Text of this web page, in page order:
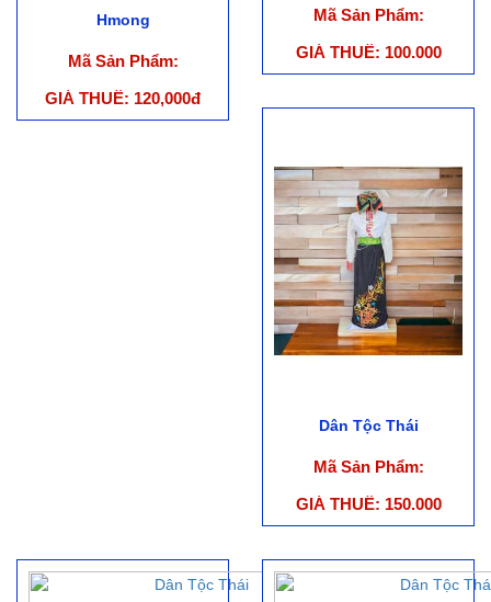
Hmong
Mã Sản Phẩm:
GIÁ THUÊ: 120,000đ
(chưa có phụ kiện)
Mã Sản Phẩm:
GIÁ THUÊ: 100.000
Dân Tộc Thái
Mã Sản Phẩm:
GIÁ THUÊ: 150.000